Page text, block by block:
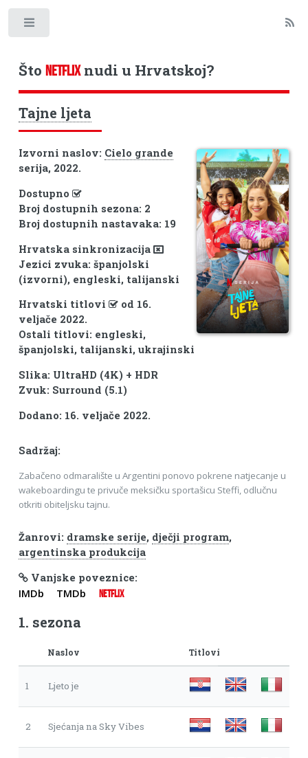
Što NETFLIXnudi u Hrvatskoj?
Tajne ljeta
Izvorni naslov: Cielo grande
serija, 2022.
Dostupno
Broj dostupnih sezona: 2
Broj dostupnih nastavaka: 19
Hrvatska sinkronizacija
Jezici zvuka: španjolski
(izvorni), engleski, talijanski
Hrvatski titlovi
od 16.
veljače 2022.
Ostali titlovi: engleski,
španjolski, talijanski, ukrajinski
Slika: UltraHD (4K) + HDR
Zvuk: Surround (5.1)
Dodano: 16. veljače 2022.
Sadržaj:
Zabačeno odmaralište u Argentini ponovo pokrene natjecanje u
wakeboardingu te privuče meksičku sportašicu Steffi, odlučnu
otkriti obiteljsku tajnu.
Žanrovi: dramske serije, dječji program,
argentinska produkcija
Vanjske poveznice:
IMDb TMDb NETFLIX
1. sezona
Naslov Titlovi
1 Ljeto je
2 Sjećanja na Sky Vibes